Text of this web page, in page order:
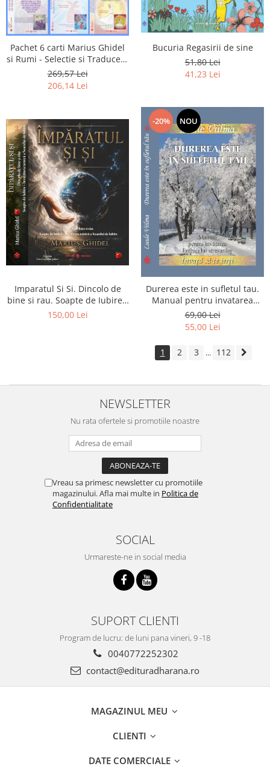
Pachet 6 carti Marius Ghidel
si Rumi - Selectie si Traducere
de Marius Ghidel
269,57 Lei
206,14 Lei
Bucuria Regasirii de sine
51,80 Lei
41,23 Lei
Imparatul Si Si. Dincolo de
bine si rau. Soapte de Iubire -
Invatatura tainica a Soarelui
150,00 Lei
-20% NOU
Durerea este in sufletul tau.
Manual pentru invatarea
limbajului stresurilor Seria
Invata sa te Ierti Luule Viilma
69,00 Lei
55,00 Lei
1 2 3 ... 112
NEWSLETTER
Nu rata ofertele si promotiile noastre
Vreau sa primesc newsletter cu promotiile
magazinului. Afla mai multe in Politica de
Confidentialitate
SOCIAL
Urmareste-ne in social media
SUPORT CLIENTI
Program de lucru: de luni pana vineri, 9 -18
0040772252302
contact@edituradharana.ro
MAGAZINUL MEU
CLIENTI
DATE COMERCIALE